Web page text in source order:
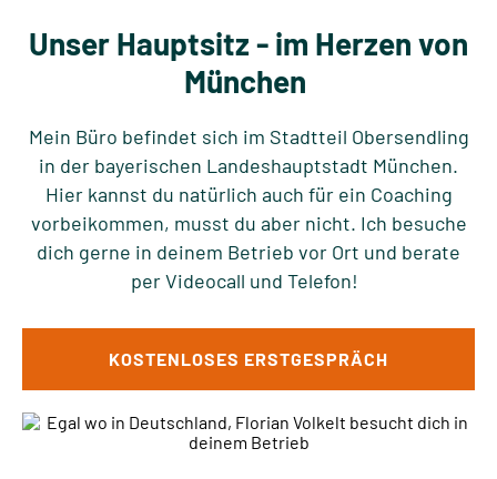
Unser Hauptsitz- im Herzen von
München
Mein Büro befindet sich im Stadtteil Obersendling
in der bayerischen Landeshauptstadt München.
Hier kannst du natürlich auch für ein Coaching
vorbeikommen, musst du aber nicht. Ich besuche
dich gerne in deinem Betrieb vor Ort und berate
per Videocall und Telefon!
KOSTENLOSES ERSTGESPRÄCH